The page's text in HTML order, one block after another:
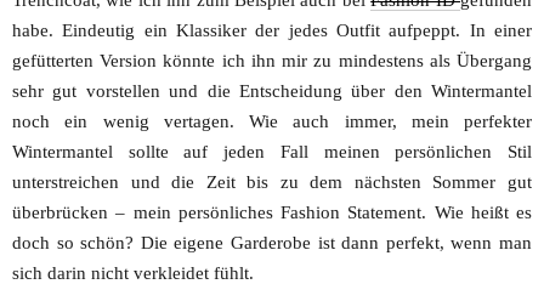
habe. Eindeutig ein Klassiker der jedes Outfit aufpeppt. In einer
gefütterten Version könnte ich ihn mir zu mindestens als Übergang
sehr gut vorstellen und die Entscheidung über den Wintermantel
noch ein wenig vertagen. Wie auch immer, mein perfekter
Wintermantel sollte auf jeden Fall meinen persönlichen Stil
unterstreichen und die Zeit bis zu dem nächsten Sommer gut
überbrücken – mein persönliches Fashion Statement. Wie heißt es
doch so schön? Die eigene Garderobe ist dann perfekt, wenn man
sich darin nicht verkleidet fühlt.